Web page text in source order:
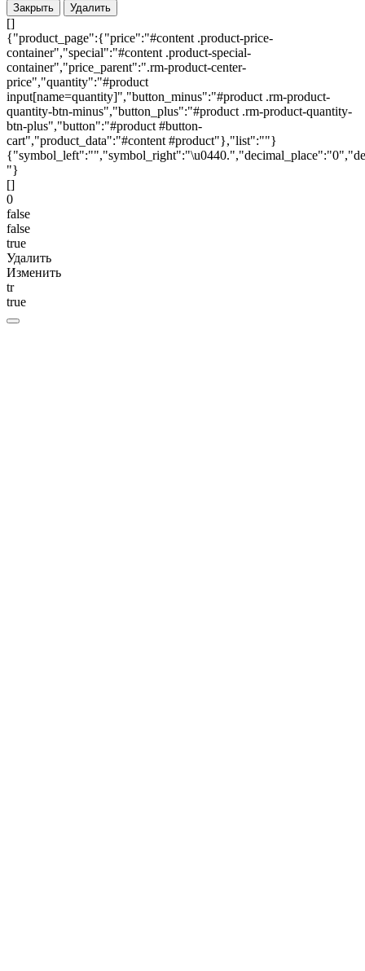
Закрыть Удалить
[]
{"product_page":{"price":"#content .product-price-
container","special":"#content .product-special-
container","price_parent":".rm-product-center-
price","quantity":"#product
input[name=quantity]","button_minus":"#product .rm-product-
quantity-btn-minus","button_plus":"#product .rm-product-quantity-
btn-plus","button":"#product #button-
cart","product_data":"#content #product"},"list":""}
"}
[]
0
false
false
true
Удалить
Изменить
tr
true